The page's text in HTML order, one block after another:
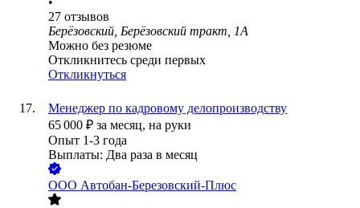
27 отзывов
Берёзовский, Берёзовский тракт, 1А
Можно без резюме
Откликнитесь среди первых
Откликнуться
Менеджер по кадровому делопроизводству
65 000 ₽ за месяц, на руки
Опыт 1-3 года
Выплаты: Два раза в месяц
ООО Автобан-Березовский-Плюс